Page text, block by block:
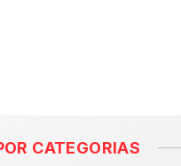
CATEGORIAS